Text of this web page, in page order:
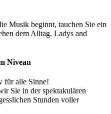
Musik beginnt, tauchen Sie ein
dem Alltag. Ladys and
Niveau
für alle Sinne!
Sie in der spektakulären
Stunden voller